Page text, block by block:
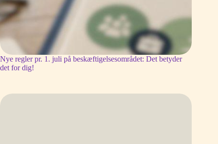
Nye regler pr. 1. juli på beskæftigelsesområdet: Det betyder
det for dig!